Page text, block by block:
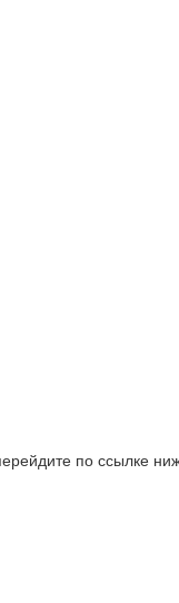
по ссылке